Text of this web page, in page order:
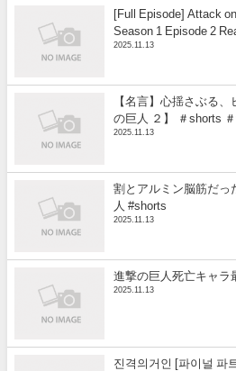
[Full Episode] Attack
Season 1 Episode 2
2025.11.13
【名言】心揺さぶる
の巨人 ２】 ＃shorts
2025.11.13
割とアルミン脳筋だ
人 #shorts
2025.11.13
進撃の巨人死亡キャラ
2025.11.13
진격의거인 [파이널 파